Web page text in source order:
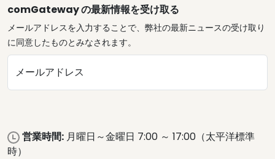
comGateway の最新情報を受け取る
メールアドレスを入力することで、弊社の最新ニュースの受け取り
に同意したものとみなされます。
メールアドレス
営業時間: 月曜日～金曜日 7:00 ～ 17:00（太平洋標準
時）